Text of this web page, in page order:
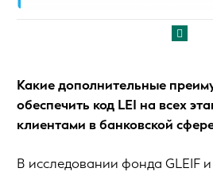
Какие дополнительные
обеспечить код LEI на всех
клиентами в банковской
В исследовании фонда GLEIF